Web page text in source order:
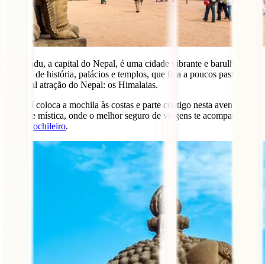
Catmandu, a capital do Nepal, é uma cidade vibrante e barulhenta.
Repleta de história, palácios e templos, que fica a poucos passos da
principal atração do Nepal: os Himalaias.
IATI coloca a mochila às costas e parte contigo nesta aventura
cheia de mística, onde o melhor seguro de viagens te acompanha:
IATI Mochileiro.